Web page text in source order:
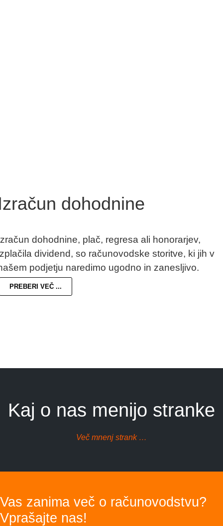
dohodnine
dohodnine, plač, regresa ali honorarjev,
dividend, so računovodske storitve, ki jih v
podjetju naredimo ugodno in zanesljivo.
PREBERI VEČ ...
Kaj o nas menijo stranke
Več mnenj strank …
Vas zanima več o računovodstvu?
Vprašajte nas!